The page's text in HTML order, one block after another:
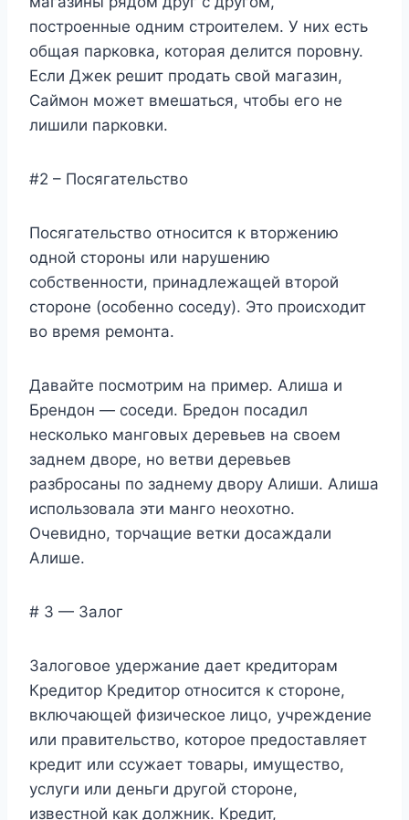
построенные одним строителем. У них есть
общая парковка, которая делится поровну.
Если Джек решит продать свой магазин,
Саймон может вмешаться, чтобы его не
лишили парковки.
#2 – Посягательство
Посягательство относится к вторжению
одной стороны или нарушению
собственности, принадлежащей второй
стороне (особенно соседу). Это происходит
во время ремонта.
Давайте посмотрим на пример. Алиша и
Брендон — соседи. Бредон посадил
несколько манговых деревьев на своем
заднем дворе, но ветви деревьев
разбросаны по заднему двору Алиши. Алиша
использовала эти манго неохотно.
Очевидно, торчащие ветки досаждали
Алише.
# 3 — Залог
Залоговое удержание дает кредиторам
Кредитор Кредитор относится к стороне,
включающей физическое лицо, учреждение
или правительство, которое предоставляет
кредит или ссужает товары, имущество,
услуги или деньги другой стороне,
известной как должник. Кредит,